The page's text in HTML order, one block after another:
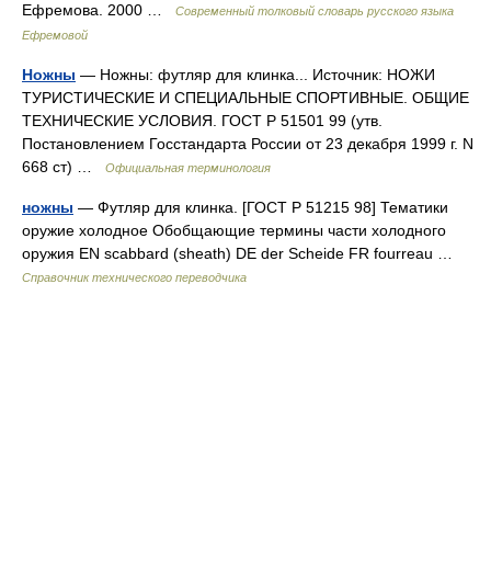
Ефремова. 2000 …
Современный толковый словарь русского языка
Ефремовой
Ножны — Ножны: футляр для клинка... Источник: НОЖИ
ТУРИСТИЧЕСКИЕ И СПЕЦИАЛЬНЫЕ СПОРТИВНЫЕ. ОБЩИЕ
ТЕХНИЧЕСКИЕ УСЛОВИЯ. ГОСТ Р 51501 99 (утв.
Постановлением Госстандарта России от 23 декабря 1999 г. N
668 ст) …
Официальная терминология
ножны — Футляр для клинка. [ГОСТ Р 51215 98] Тематики
оружие холодное Обобщающие термины части холодного
оружия EN scabbard (sheath) DE der Scheide FR fourreau …
Справочник технического переводчика